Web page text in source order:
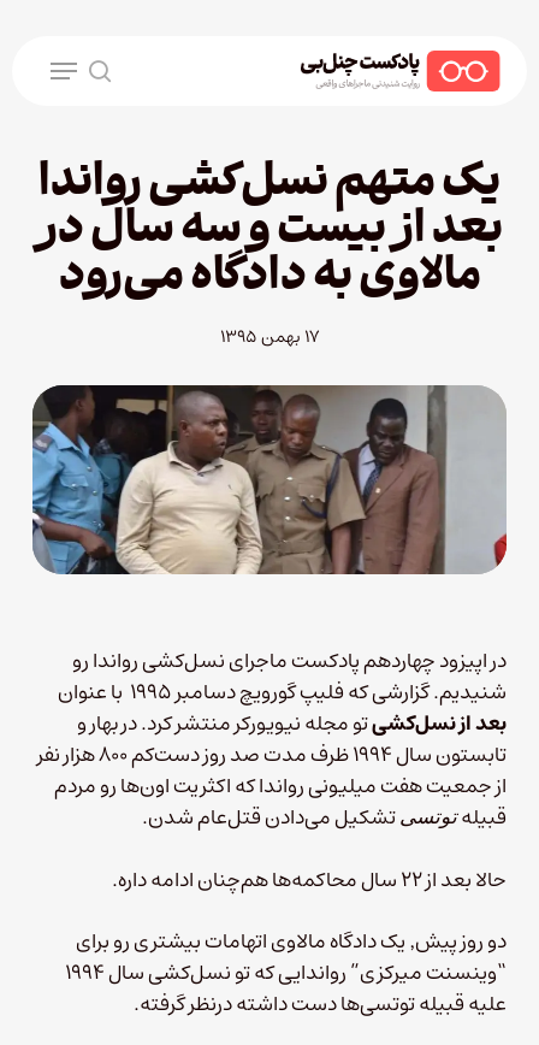
search
Menu
یک متهم نسل‌کشی رواندا
بعد از بیست و سه سال در
مالاوی به دادگاه می‌رود
۱۷ بهمن ۱۳۹۵
در اپیزود چهاردهم پادکست ماجرای نسل‌کشی رواندا رو
شنیدیم. گزارشی که فلیپ گورویچ دسامبر ۱۹۹۵ با عنوان
بعد از نسل‌کشیتو مجله نیویورکر منتشر کرد. در بهار و
تابستون سال ۱۹۹۴ ظرف مدت صد روز دست‌کم ۸۰۰ هزار نفر
از جمعیت هفت میلیونی رواندا که اکثریت اون‌ها رو مردم
قبیلهتوتسی‌ تشکیل می‌دادن قتل‌عام شدن.
حالا بعد از ۲۲ سال محاکمه‌ها هم‌چنان ادامه داره.
دو روز پیش٬ یک دادگاه مالاوی اتهامات بیشتری رو برای
“وینسنت میرکزی” رواندایی که تو نسل‌کشی سال ۱۹۹۴
علیه قبیله توتسی‌ها دست داشته درنظر گرفته.